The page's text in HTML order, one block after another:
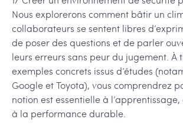
Nous explorerons comment bâtir un
collaborateurs se sentent libres
de poser des questions et de parler
leurs erreurs sans peur du jugement. À
exemples concrets issus d’études
Google et Toyota), vous comprendrez
notion est essentielle à
à la performance durable.